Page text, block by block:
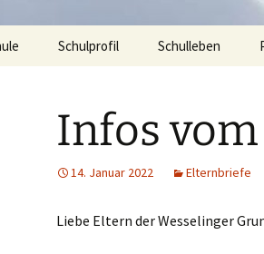
Schulprofil
Arbeitsplan
Rechtschreibung
Schulleben
Rheini & Rheinia
St. Martin
Infos
14. Januar 2022 Elternbriefe
Liebe Eltern der Wesselinger